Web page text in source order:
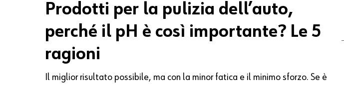
Prodotti per la pulizia dell’auto,
perché il pH è così importante? Le 5
ragioni
Il miglior risultato possibile, ma con la minor fatica e il minimo sforzo. Se è